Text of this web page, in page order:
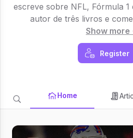
escreve sobre NFL, Fórmula 1
autor de três livros e
Show more
Register
Home